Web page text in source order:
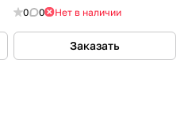
(Ball), GDSTIME
0 0 Нет в наличии
Заказать